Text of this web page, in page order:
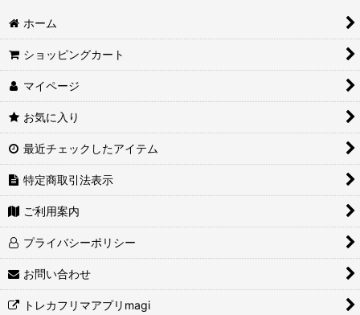
ホーム
ショッピングカート
マイページ
お気に入り
最近チェックしたアイテム
特定商取引法表示
ご利用案内
プライバシーポリシー
お問い合わせ
トレカフリマアプリmagi